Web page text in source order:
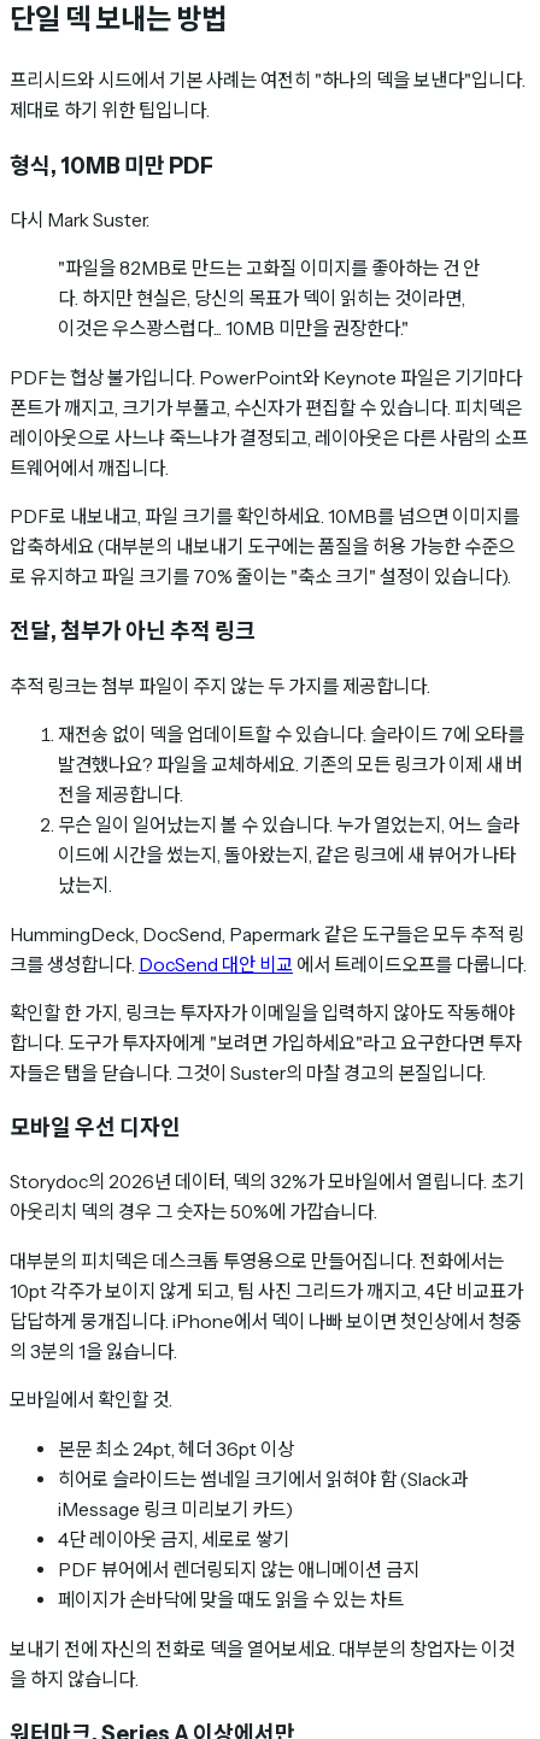
단일 덱 보내는 방법
프리시드와 시드에서 기본 사례는 여전히 "하나의 덱을 보낸다"입니다.
제대로 하기 위한 팁입니다.
형식, 10MB 미만 PDF
다시 Mark Suster.
"파일을 82MB로 만드는 고화질 이미지를 좋아하는 건 안
다. 하지만 현실은, 당신의 목표가 덱이 읽히는 것이라면,
이것은 우스꽝스럽다... 10MB 미만을 권장한다."
PDF는 협상 불가입니다. PowerPoint와 Keynote 파일은 기기마다
폰트가 깨지고, 크기가 부풀고, 수신자가 편집할 수 있습니다. 피치덱은
레이아웃으로 사느냐 죽느냐가 결정되고, 레이아웃은 다른 사람의 소프
트웨어에서 깨집니다.
PDF로 내보내고, 파일 크기를 확인하세요. 10MB를 넘으면 이미지를
압축하세요 (대부분의 내보내기 도구에는 품질을 허용 가능한 수준으
로 유지하고 파일 크기를 70% 줄이는 "축소 크기" 설정이 있습니다).
전달, 첨부가 아닌 추적 링크
추적 링크는 첨부 파일이 주지 않는 두 가지를 제공합니다.
재전송 없이 덱을 업데이트할 수 있습니다. 슬라이드 7에 오타를
발견했나요? 파일을 교체하세요. 기존의 모든 링크가 이제 새 버
전을 제공합니다.
무슨 일이 일어났는지 볼 수 있습니다. 누가 열었는지, 어느 슬라
이드에 시간을 썼는지, 돌아왔는지, 같은 링크에 새 뷰어가 나타
났는지.
HummingDeck, DocSend, Papermark 같은 도구들은 모두 추적 링
크를 생성합니다. DocSend 대안 비교 에서 트레이드오프를 다룹니다.
확인할 한 가지, 링크는 투자자가 이메일을 입력하지 않아도 작동해야
합니다. 도구가 투자자에게 "보려면 가입하세요"라고 요구한다면 투자
자들은 탭을 닫습니다. 그것이 Suster의 마찰 경고의 본질입니다.
모바일 우선 디자인
Storydoc의 2026년 데이터, 덱의 32%가 모바일에서 열립니다. 초기
아웃리치 덱의 경우 그 숫자는 50%에 가깝습니다.
대부분의 피치덱은 데스크톱 투영용으로 만들어집니다. 전화에서는
10pt 각주가 보이지 않게 되고, 팀 사진 그리드가 깨지고, 4단 비교표가
답답하게 뭉개집니다. iPhone에서 덱이 나빠 보이면 첫인상에서 청중
의 3분의 1을 잃습니다.
모바일에서 확인할 것.
본문 최소 24pt, 헤더 36pt 이상
히어로 슬라이드는 썸네일 크기에서 읽혀야 함 (Slack과
iMessage 링크 미리보기 카드)
4단 레이아웃 금지, 세로로 쌓기
PDF 뷰어에서 렌더링되지 않는 애니메이션 금지
페이지가 손바닥에 맞을 때도 읽을 수 있는 차트
보내기 전에 자신의 전화로 덱을 열어보세요. 대부분의 창업자는 이것
을 하지 않습니다.
워터마크, Series A 이상에서만